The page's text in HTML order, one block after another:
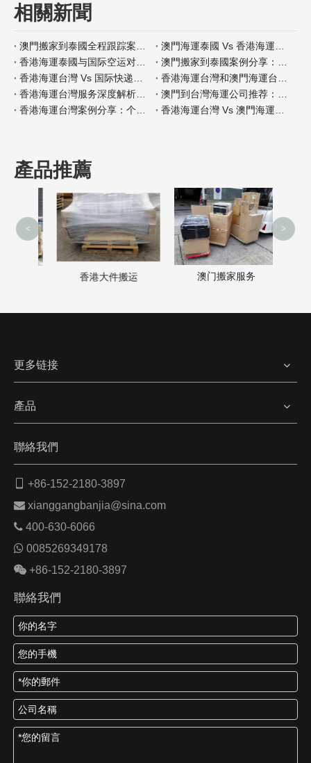
相關新聞
產品推薦
香港大件搬运 澳门搬家服务
< >
更多链接
產品
聯絡我們
+86-152-2180-3897
 xianggangbanjia@sina.com
 400-630-6066
 0085269349178
 +86-152-2180-3897
聯絡我們